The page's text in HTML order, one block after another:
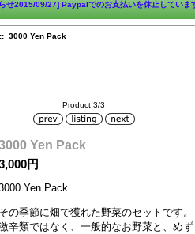
せ2015/09/27] Paypalでのお支払いを休止していま
:: 3000 Yen Pack
Product 3/3
Yen Pack
円
Yen Pack
その季節に畑で獲れた野菜のセットです。
辛類ではなく、一般的なお野菜と、め